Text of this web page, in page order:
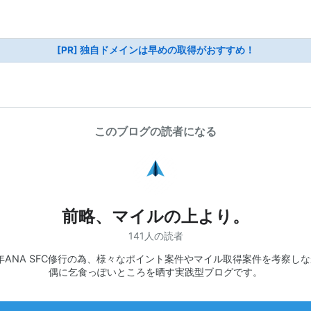
[PR] 独自ドメインは早めの取得がおすすめ！
このブログの読者になる
前略、マイルの上より。
141人の読者
ANA SFC修行の為、様々なポイント案件やマイル取得案件を考察し
偶に乞食っぽいところを晒す実践型ブログです。